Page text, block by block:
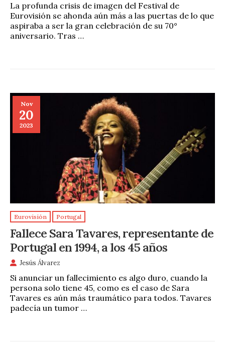
La profunda crisis de imagen del Festival de
Eurovisión se ahonda aún más a las puertas de lo que
aspiraba a ser la gran celebración de su 70°
aniversario. Tras …
Nov
20
2023
Eurovisión Portugal
Fallece Sara Tavares, representante de
Portugal en 1994, a los 45 años
Jesús Álvarez
Si anunciar un fallecimiento es algo duro, cuando la
persona solo tiene 45, como es el caso de Sara
Tavares es aún más traumático para todos. Tavares
padecía un tumor …